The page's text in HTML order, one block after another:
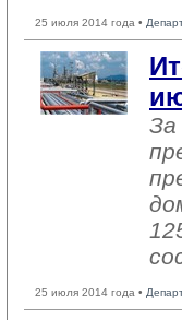
25 июля 2014 года •
За
25 июля 2014 года •